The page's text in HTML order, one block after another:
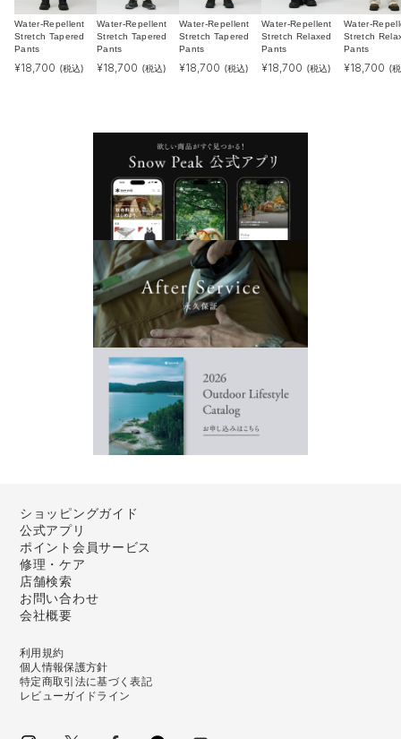
Water-Repellent
Stretch Tapered
Pants
¥18,700 (税込)
Water-Repellent
Stretch Tapered
Pants
¥18,700 (税込)
Water-Repellent
Stretch Tapered
Pants
¥18,700 (税込)
Water-Repellent
Stretch Relaxed
Pants
¥18,700 (税込)
Water-
Stretch
Pants
¥18,700 (
ショッピングガイド
公式アプリ
ポイント会員サービス
修理・ケア
店舗検索
お問い合わせ
会社概要
利用規約
個人情報保護方針
特定商取引法に基づく表記
レビューガイドライン